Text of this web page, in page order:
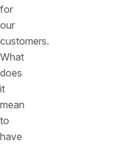
for
our
customers.
What
does
it
mean
to
have